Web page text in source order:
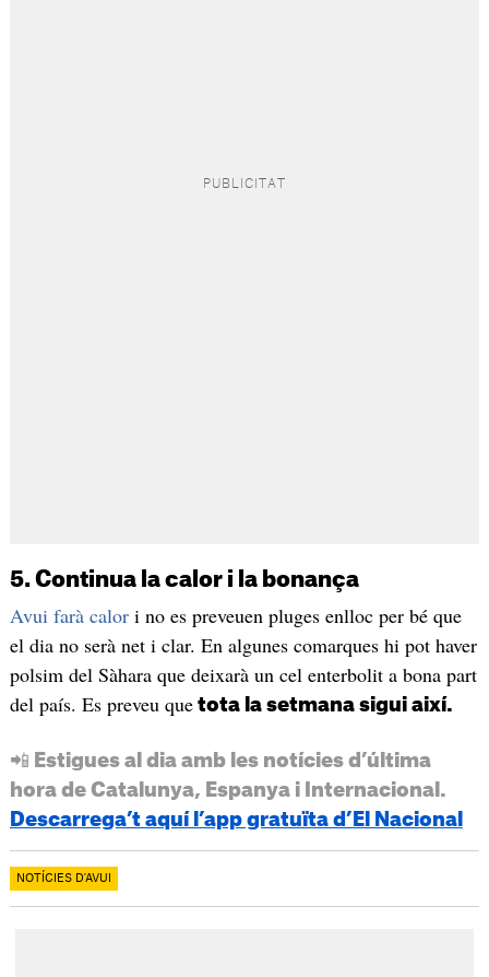
5. Continua la calor i la bonança
Avui farà calori no es preveuen pluges enlloc per bé que
el dia no serà net i clar. En algunes comarques hi pot haver
polsim del Sàhara que deixarà un cel enterbolit a bona part
del país. Es preveu quetota la setmana sigui així.
📲 Estigues al dia amb les notícies d’última
hora de Catalunya, Espanya i Internacional.
Descarrega’t aquí l’app gratuïta d’El Nacional
NOTÍCIES D'AVUI